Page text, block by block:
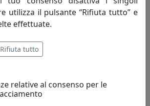
utilizza il pulsante “Rifiuta tutto” e
effettuate.
Rifiuta tutto
relative al consenso per le